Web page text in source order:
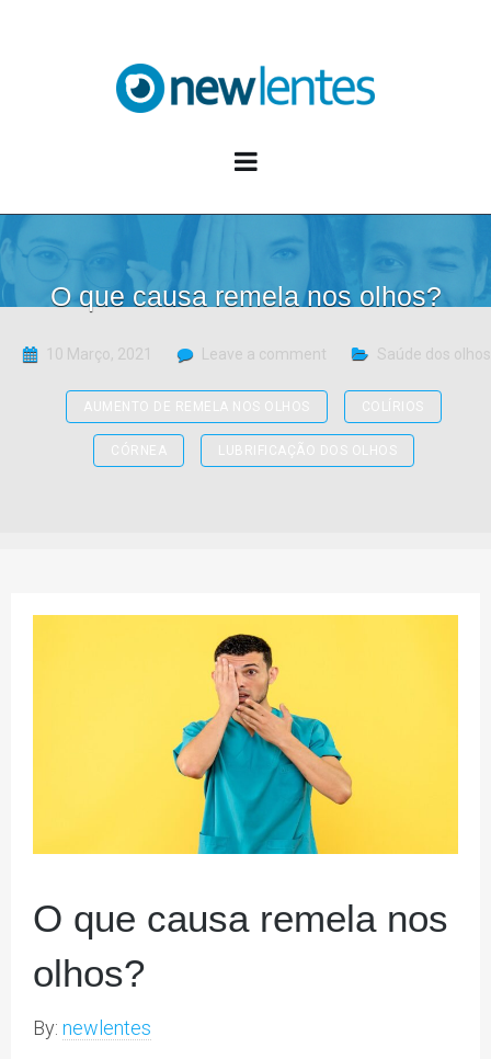
O que causa remela nos olhos?
10 Março, 2021 Leave a comment Saúde dos olhos
AUMENTO DE REMELA NOS OLHOS COLÍRIOS
CÓRNEA LUBRIFICAÇÃO DOS OLHOS
O que causa remela nos
olhos?
By: newlentes